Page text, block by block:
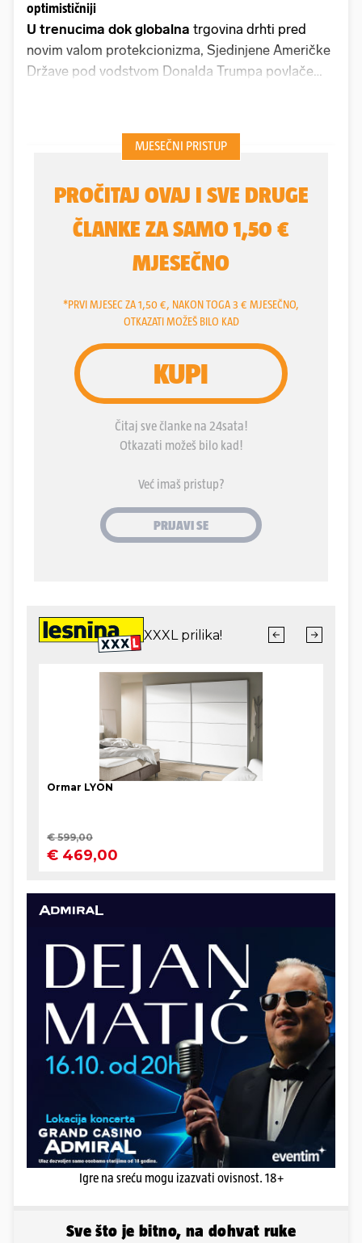
optimističniji
U trenucima dok globalna trgovina drhti pred
novim valom protekcionizma, Sjedinjene Američke
Države pod vodstvom Donalda Trumpa povlače
izvoznike poput Hrvatske. Najnoviji paket carina,
koji je 7. kolovoza službeno stupio na snagu, trese
frontove diljem svijeta i baca novo svjetlo na
geopolitičke odnose, posebno one između SAD-a,
Rusije i Kine.
Igre na sreću mogu izazvati ovisnost. 18+
Sve što je bitno, na dohvat ruke